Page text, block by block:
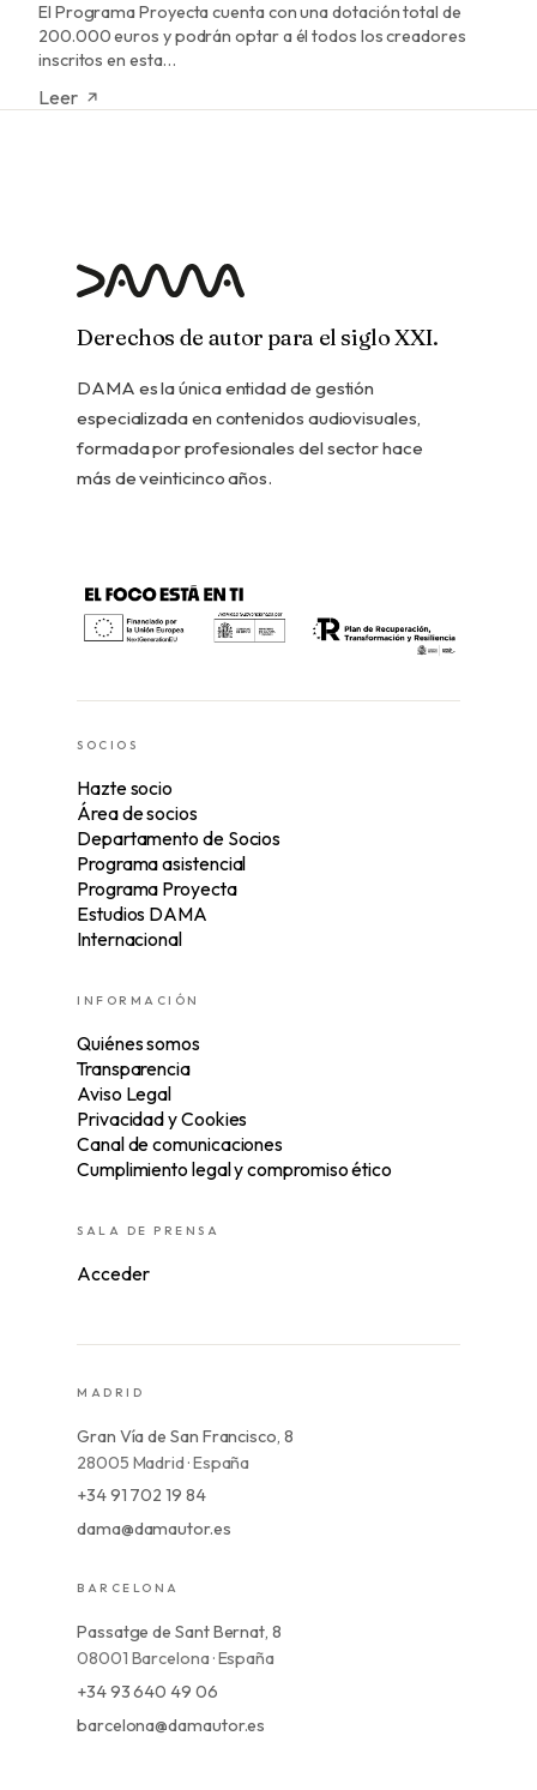
El Programa Proyecta cuenta con una dotación total de
200.000 euros y podrán optar a él todos los creadores
inscritos en esta…
Leer
Derechos de autor para el siglo XXI.
DAMA es la única entidad de gestión
especializada en contenidos audiovisuales,
formada por profesionales del sector hace
más de veinticinco años.
SOCIOS
Hazte socio
Área de socios
Departamento de Socios
Programa asistencial
Programa Proyecta
Estudios DAMA
Internacional
INFORMACIÓN
Quiénes somos
Transparencia
Aviso Legal
Privacidad y Cookies
Canal de comunicaciones
Cumplimiento legal y compromiso ético
SALA DE PRENSA
Acceder
MADRID
Gran Vía de San Francisco, 8
28005 Madrid · España
+34 91 702 19 84
dama@damautor.es
BARCELONA
Passatge de Sant Bernat, 8
08001 Barcelona · España
+34 93 640 49 06
barcelona@damautor.es